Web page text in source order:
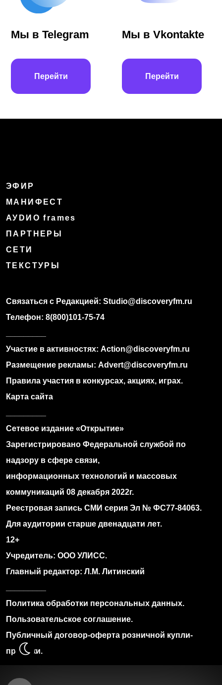
Мы в Telegram
Перейти
Мы в Vkontakte
Перейти
ЭФИР
МАНИФЕСТ
АУDИО frames
ПАРТНЕРЫ
СЕТИ
ТЕКСТУРЫ
Связаться с Редакцией: Studio@discoveryfm.ru
Телефон: 8(800)101-75-74
Участие в активностях: Action@discoveryfm.ru
Размещение рекламы: Advert@discoveryfm.ru
Правила участия в конкурсах, акциях, играх.
Карта сайта
Сетевое издание «Открытие»
Зарегистрировано Федеральной службой по
надзору в сфере связи,
информационных технологий и массовых
коммуникаций 08 декабря 2022г.
Реестровая запись СМИ серия Эл № ФС77‐84063.
Для аудитории старше двенадцати лет.
12+
Учредитель: ООО УЛИСС.
Главный редактор: Л.М. Литинский
Политика обработки персональных данных.
Пользовательское соглашение.
Публичный договор-оферта розничной купли-
продажи.